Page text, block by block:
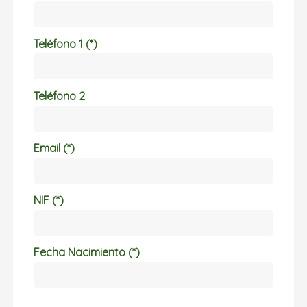
Teléfono 1 (*)
Teléfono 2
Email (*)
NIF (*)
Fecha Nacimiento (*)